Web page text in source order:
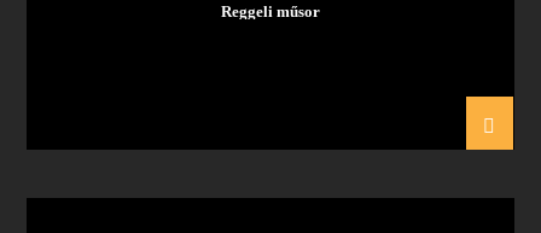
Reggeli műsor